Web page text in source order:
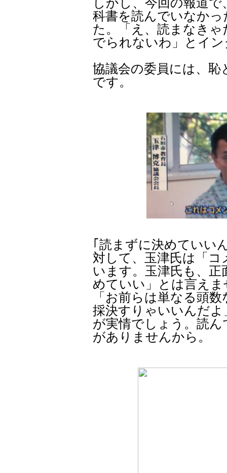
しかし、今回の報道
科書を読んでいなか
た。「え、読まなき
でられないわ」とイ
協議会の委員には、
です。
｢読まずに決めていい
対して、玉津氏は「
います。玉津氏も、
めていい」とは言えま
「お前らは単なる頭
採決すりゃいいんだ
が実情でしょう。読
がありませんから。